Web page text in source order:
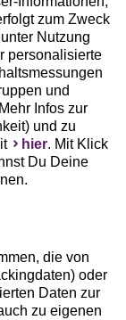
zum Zweck
Nutzung
personalisierte
und
Infos zur
und zu
hier. Mit Klick
Du Deine
die von
oder
Daten zur
zu eigenen